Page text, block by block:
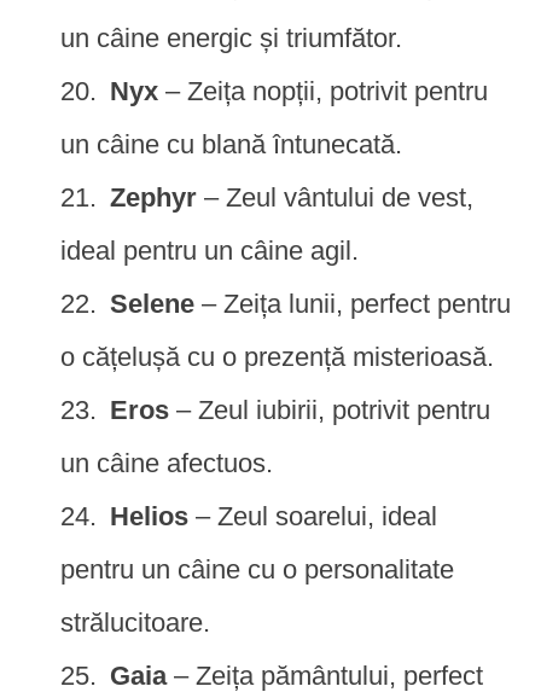
un câine energic și triumfător.
Nyx – Zeița nopții, potrivit pentru
un câine cu blană întunecată.
Zephyr – Zeul vântului de vest,
ideal pentru un câine agil.
Selene – Zeița lunii, perfect pentru
o cățelușă cu o prezență misterioasă.
Eros – Zeul iubirii, potrivit pentru
un câine afectuos.
Helios – Zeul soarelui, ideal
pentru un câine cu o personalitate
strălucitoare.
Gaia– Zeița pământului, perfect